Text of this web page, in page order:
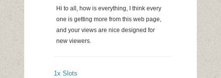
Hi to all, how is everything, I think every
one is getting more from this web page,
and your views are nice designed for
new viewers.
1x Slots